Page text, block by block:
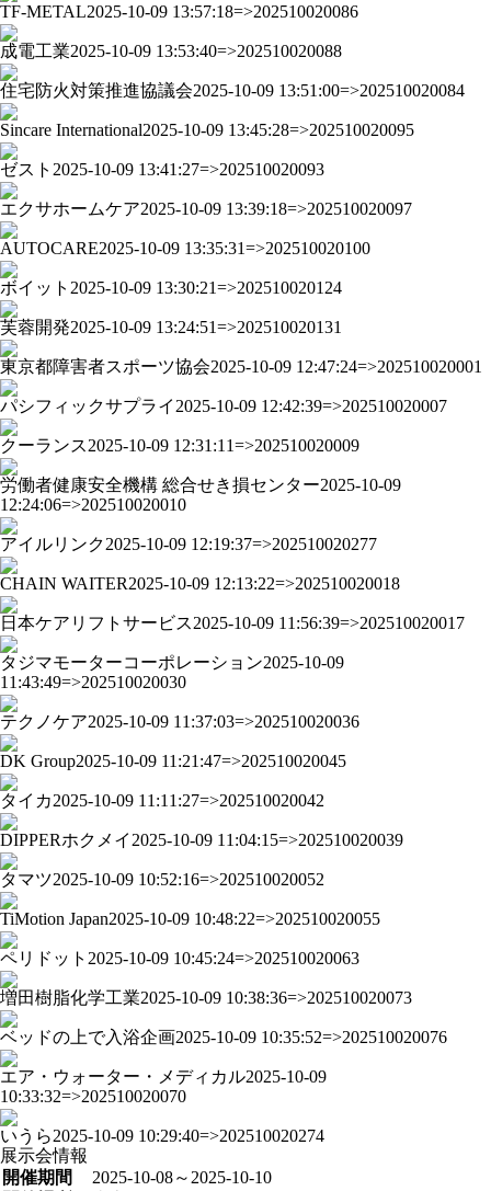
TF-METAL2025-10-09 13:57:18=>202510020086
成電工業2025-10-09 13:53:40=>202510020088
住宅防火対策推進協議会2025-10-09 13:51:00=>202510020084
Sincare International2025-10-09 13:45:28=>202510020095
ゼスト 2025-10-09 13:41:27=>202510020093
エクサホームケア2025-10-09 13:39:18=>202510020097
AUTOCARE2025-10-09 13:35:31=>202510020100
ボイット 2025-10-09 13:30:21=>202510020124
芙蓉開発2025-10-09 13:24:51=>202510020131
東京都障害者スポーツ協会2025-10-09 12:47:24=>202510020001
パシフィックサプライ 2025-10-09 12:42:39=>202510020007
クーランス2025-10-09 12:31:11=>202510020009
労働者健康安全機構 総合せき損センター2025-10-09
12:24:06=>202510020010
アイルリンク2025-10-09 12:19:37=>202510020277
CHAIN WAITER2025-10-09 12:13:22=>202510020018
日本ケアリフトサービス2025-10-09 11:56:39=>202510020017
タジマモーターコーポレーション2025-10-09
11:43:49=>202510020030
テクノケア2025-10-09 11:37:03=>202510020036
DK Group2025-10-09 11:21:47=>202510020045
タイカ2025-10-09 11:11:27=>202510020042
DIPPERホクメイ 2025-10-09 11:04:15=>202510020039
タマツ2025-10-09 10:52:16=>202510020052
TiMotion Japan2025-10-09 10:48:22=>202510020055
ペリドット 2025-10-09 10:45:24=>202510020063
増田樹脂化学工業2025-10-09 10:38:36=>202510020073
ベッドの上で入浴企画2025-10-09 10:35:52=>202510020076
エア・ウォーター・メディカル2025-10-09
10:33:32=>202510020070
いうら2025-10-09 10:29:40=>202510020274
展示会情報
開催期間
2025-10-08～2025-10-10